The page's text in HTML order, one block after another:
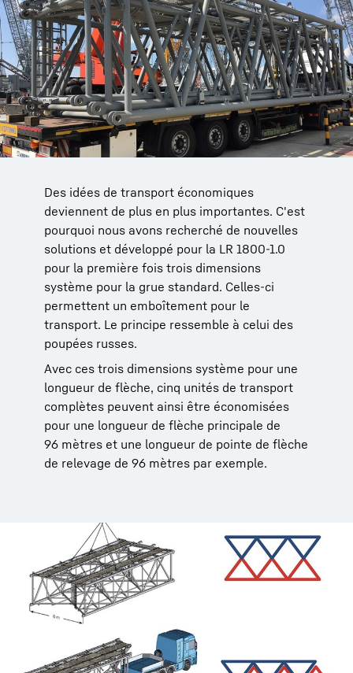
Des idées de transport économiques
deviennent de plus en plus importantes. C'est
pourquoi nous avons recherché de nouvelles
solutions et développé pour la LR 1800-1.0
pour la première fois trois dimensions
système pour la grue standard. Celles-ci
permettent un emboîtement pour le
transport. Le principe ressemble à celui des
poupées russes.
Avec ces trois dimensions système pour une
longueur de flèche, cinq unités de transport
complètes peuvent ainsi être économisées
pour une longueur de flèche principale de
96 mètres et une longueur de pointe de flèche
de relevage de 96 mètres par exemple.